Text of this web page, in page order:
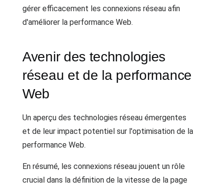
gérer efficacement les connexions réseau afin
d'améliorer la performance Web.
Avenir des technologies
réseau et de la performance
Web
Un aperçu des technologies réseau émergentes
et de leur impact potentiel sur l'optimisation de la
performance Web.
En résumé, les connexions réseau jouent un rôle
crucial dans la définition de la vitesse de la page